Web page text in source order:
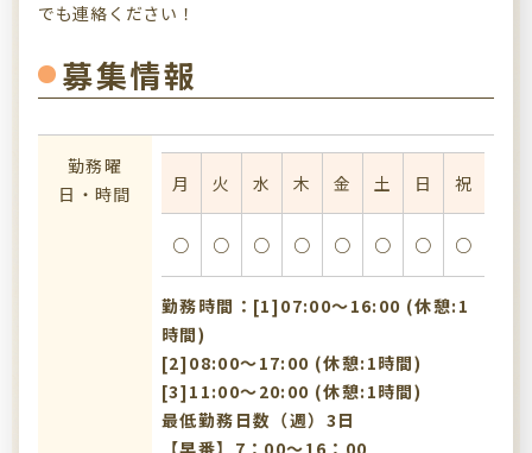
でも連絡ください！
募集情報
勤務曜
日・時間
月 火 水 木 金 土 日 祝
○ ○ ○ ○ ○ ○ ○ ○
勤務時間：[1]07:00〜16:00 (休憩:1
時間)
[2]08:00〜17:00 (休憩:1時間)
[3]11:00〜20:00 (休憩:1時間)
最低勤務日数（週）3日
【早番】7：00～16：00